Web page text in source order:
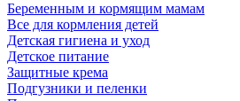
Беременным и кормящим мамам
Все для кормления детей
Детская гигиена и уход
Детское питание
Защитные крема
Подгузники и пеленки